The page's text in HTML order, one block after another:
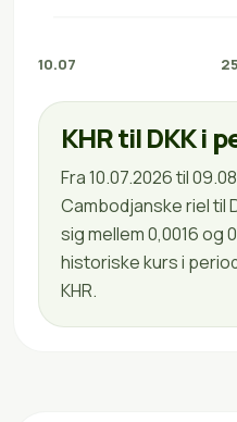
10.07
KHR til DKK i
Fra 10.07.2026 til
Cambodjanske riel
sig mellem 0,0016 og
historiske kurs i
KHR.